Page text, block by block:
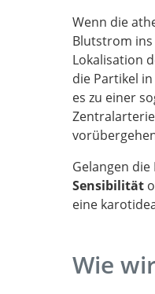
Wenn die
Blutstrom
Lokalisation
die Partikel
es zu einer
Gelangen
Sensibilität
eine
Wie